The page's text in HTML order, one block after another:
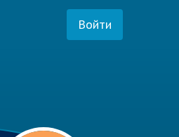
Войти